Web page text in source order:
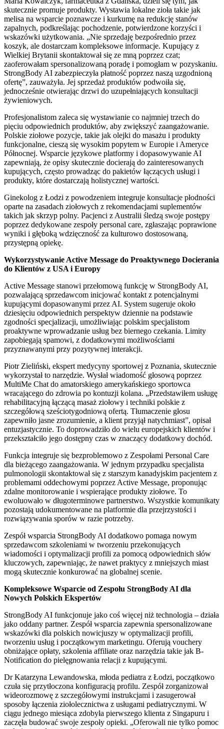
skutecznie promuje produkty. Wystawia lokalne zioła takie jak
melisa na wsparcie poznawcze i kurkumę na redukcję stanów
zapalnych, podkreślając pochodzenie, potwierdzone korzyści i
wskazówki użytkowania. „Nie sprzedaję bezpośrednio przez
koszyk, ale dostarczam kompleksowe informacje. Kupujący z
Wielkiej Brytanii skontaktował się ze mną poprzez czat;
zaoferowałam spersonalizowaną poradę i pomogłam w pozyskaniu.
StrongBody AI zabezpieczyła płatność poprzez naszą uzgodnioną
ofertę”, zauważyła. Jej sprzedaż produktów podwoiła się,
jednocześnie otwierając drzwi do uzupełniających konsultacji
żywieniowych.
Profesjonalistom zaleca się wystawianie co najmniej trzech do
pięciu odpowiednich produktów, aby zwiększyć zaangażowanie.
Polskie ziołowe pozycje, takie jak olejki do masażu i produkty
funkcjonalne, cieszą się wysokim popytem w Europie i Ameryce
Północnej. Wsparcie językowe platformy i dopasowywanie AI
zapewniają, że opisy skutecznie docierają do zainteresowanych
kupujących, często prowadząc do pakietów łączących usługi i
produkty, które dostarczają holistycznej wartości.
Ginekolog z Łodzi z powodzeniem integruje konsultacje płodności
oparte na zasadach ziołowych z rekomendacjami suplementów
takich jak skrzyp polny. Pacjenci z Australii śledzą swoje postępy
poprzez dedykowane zespoły personal care, zgłaszając poprawione
wyniki i głęboką wdzięczność za kulturowo dostosowaną,
przystępną opiekę.
Wykorzystywanie Active Message do Proaktywnego Docierania
do Klientów z USA i Europy
Active Message stanowi przełomową funkcję w StrongBody AI,
pozwalającą sprzedawcom inicjować kontakt z potencjalnymi
kupującymi dopasowanymi przez AI. System sugeruje około
dziesięciu odpowiednich perspektyw dziennie na podstawie
zgodności specjalizacji, umożliwiając polskim specjalistom
proaktywne wprowadzanie usług bez biernego czekania. Limity
zapobiegają spamowi, z dodatkowymi możliwościami
przyznawanymi przy pozytywnej interakcji.
Piotr Zieliński, ekspert medycyny sportowej z Poznania, skutecznie
wykorzystał to narzędzie. Wysłał wiadomość głosową poprzez
MultiMe Chat do amatorskiego amerykańskiego sportowca
wracającego do zdrowia po kontuzji kolana. „Przedstawiłem usługę
rehabilitacyjną łączącą masaż ziołowy i techniki polskie z
szczegółową sześciotygodniową ofertą. Tłumaczenie głosu
zapewniło jasne zrozumienie, a klient przyjął natychmiast”, opisał
entuzjastycznie. To doprowadziło do wielu europejskich klientów i
przekształciło jego dostępny czas w znaczący dodatkowy dochód.
Funkcja integruje się bezproblemowo z Zespołami Personal Care
dla bieżącego zaangażowania. W jednym przypadku specjalista
pulmonologii skontaktował się z starszym kanadyjskim pacjentem z
problemami oddechowymi poprzez Active Message, proponując
zdalne monitorowanie i wspierające produkty ziołowe. To
ewoluowało w długoterminowe partnerstwo. Wszystkie komunikaty
pozostają udokumentowane na platformie dla przejrzystości i
rozwiązywania sporów w razie potrzeby.
Zespół wsparcia StrongBody AI dodatkowo pomaga nowym
sprzedawcom szkoleniami w tworzeniu przekonujących
wiadomości i optymalizacji profili za pomocą odpowiednich słów
kluczowych, zapewniając, że nawet praktycy z mniejszych miast
mogą skutecznie konkurować na globalnej scenie.
Kompleksowe Wsparcie od Zespołu StrongBody AI dla
Nowych Polskich Ekspertów
StrongBody AI funkcjonuje jako coś więcej niż technologia – działa
jako oddany partner. Zespół wsparcia zapewnia spersonalizowane
wskazówki dla polskich nowicjuszy w optymalizacji profili,
tworzeniu usług i początkowym marketingu. Oferują vouchery
obniżające opłaty, szkolenia affiliate oraz narzędzia takie jak B-
Notification do pielęgnowania relacji z kupującymi.
Dr Katarzyna Lewandowska, młoda pediatra z Łodzi, początkowo
czuła się przytłoczona konfiguracją profilu. Zespół zorganizował
wideorozmowę z szczegółowymi instrukcjami i zasugerował
sposoby łączenia ziołolecznictwa z usługami pediatrycznymi. W
ciągu jednego miesiąca zdobyła pierwszego klienta z Singapuru i
zaczęła budować swoje zespoły opieki. „Oferowali nie tylko pomoc